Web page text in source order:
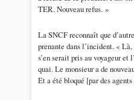
TER. Nouveau refus. »
La SNCF reconnaît que
prenante dans l’incident. «
s’en serait pris au voyageur et
quai. Le monsieur a de
Et a été bloqué [par des